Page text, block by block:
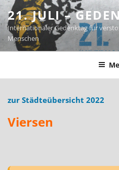
Zum
Inhalt
springen
21. JULI –
Internationaler Gedenktag für
Menschen
zur Städteübersicht 2022
Viersen